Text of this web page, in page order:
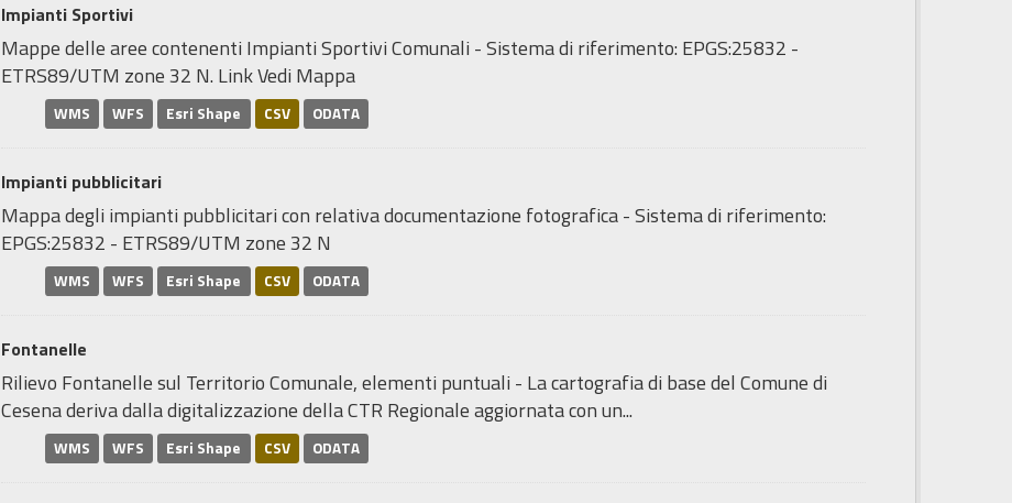
Impianti Sportivi
Mappe delle aree contenenti Impianti Sportivi Comunali - Sistema di riferimento: EPGS:25832 -
ETRS89/UTM zone 32 N. Link Vedi Mappa
WMS WFS Esri Shape CSV ODATA
Impianti pubblicitari
Mappa degli impianti pubblicitari con relativa documentazione fotografica - Sistema di riferimento:
EPGS:25832 - ETRS89/UTM zone 32 N
WMS WFS Esri Shape CSV ODATA
Fontanelle
Rilievo Fontanelle sul Territorio Comunale, elementi puntuali - La cartografia di base del Comune di
Cesena deriva dalla digitalizzazione della CTR Regionale aggiornata con un...
WMS WFS Esri Shape CSV ODATA